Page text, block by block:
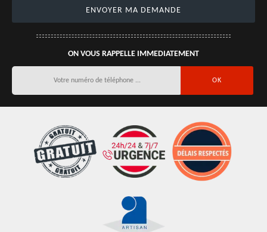
ON VOUS RAPPELLE IMMEDIATEMENT